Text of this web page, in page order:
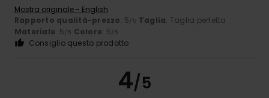
Mostra originale - English
Rapporto qualità-prezzo: 5/5 Taglia: Taglia perfetta
Materiale: 5/5 Colore: 5/5
Consiglio questo prodotto
4/5